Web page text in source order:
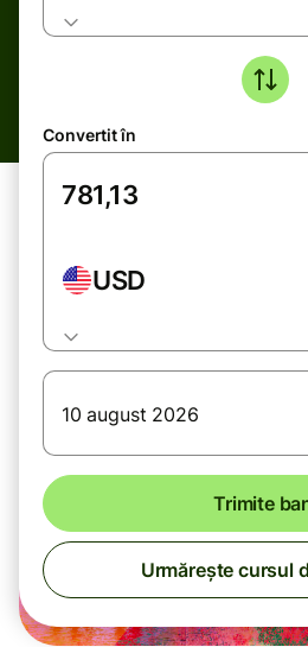
Convertit în
USD
10 august 2026
Trimite
Urmărește cursul